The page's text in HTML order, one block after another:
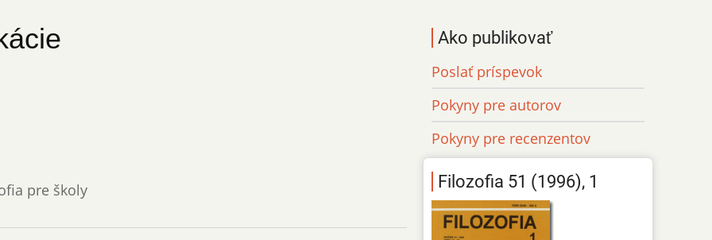
pre školy
Ako publikovať
Poslať príspevok
Pokyny pre autorov
Pokyny pre recenzentov
Filozofia 51 (1996), 1